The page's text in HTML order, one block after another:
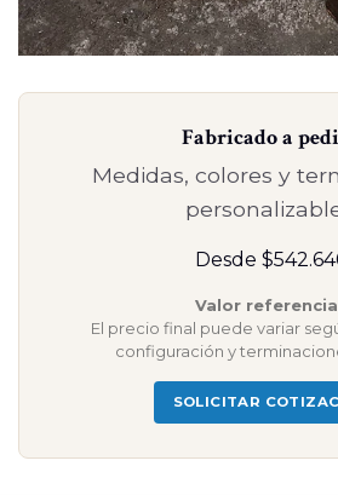
Fabricado a
Medidas, colores y
Desde
Valor
El precio final puede variar
configuración y
SOLICITAR